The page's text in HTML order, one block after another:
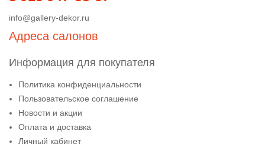
info@gallery-dekor.ru
Адреса салонов
Информация для покупателя
Политика конфиденциальности
Пользовательское соглашение
Новости и акции
Оплата и доставка
Личный кабинет